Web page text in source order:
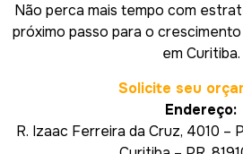
Não perca mais tempo com
próximo passo para o
em Curitiba.
Solicite seu
Endereço:
R. Izaac Ferreira da Cruz, 4010 –